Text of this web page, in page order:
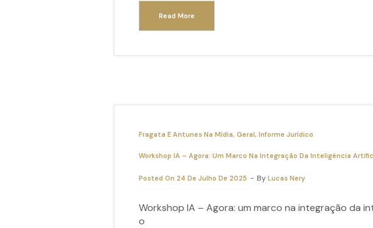
Read More
Fragata E Antunes Na Mídia Geral Informe Jurídico
Workshop IA – Agora: Um Marco Na Integração Da Inteligência
Posted On 24 De Julho De 2025 By Lucas Nery
Workshop IA – Agora: um marco na integração da
o